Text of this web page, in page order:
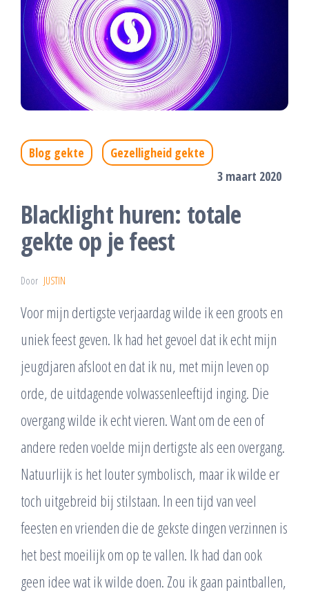
Blog gekte
Gezelligheid gekte
3 maart 2020
Blacklight huren: totale
gekte op je feest
Door JUSTIN
Voor mijn dertigste verjaardag wilde ik een groots en
uniek feest geven. Ik had het gevoel dat ik echt mijn
jeugdjaren afsloot en dat ik nu, met mijn leven op
orde, de uitdagende volwassenleeftijd inging. Die
overgang wilde ik echt vieren. Want om de een of
andere reden voelde mijn dertigste als een overgang.
Natuurlijk is het louter symbolisch, maar ik wilde er
toch uitgebreid bij stilstaan. In een tijd van veel
feesten en vrienden die de gekste dingen verzinnen is
het best moeilijk om op te vallen. Ik had dan ook
geen idee wat ik wilde doen. Zou ik gaan paintballen,